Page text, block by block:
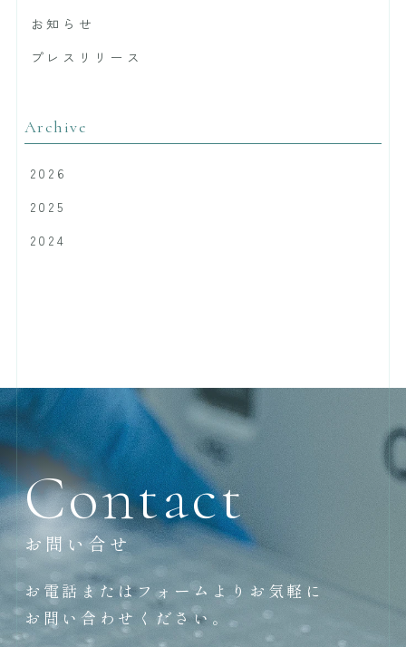
お知らせ
プレスリリース
Archive
2026
2025
2024
Contact
お問い合せ
お電話またはフォームよりお気軽に
お問い合わせください。